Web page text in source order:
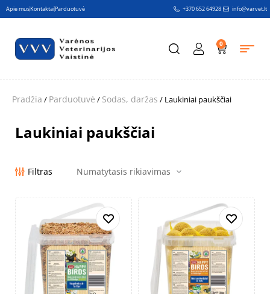
Apie musKontaktaiParduotuvė +370 652 64928 info@varvet.lt
0
Pradžia / Parduotuvė / Sodas, daržas / Laukiniai paukščiai
Laukiniai paukščiai
Filtras